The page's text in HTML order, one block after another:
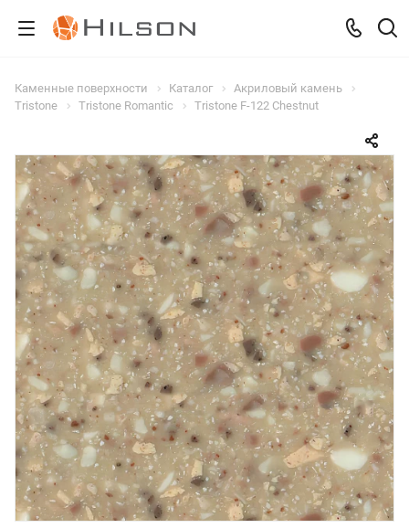
Каменные поверхности Каталог
Акриловый камень
Tristone
Tristone Romantic Tristone F-122 Chestnut